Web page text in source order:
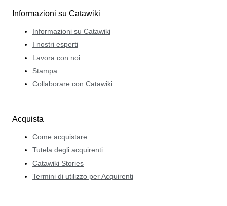
Informazioni su Catawiki
Informazioni su Catawiki
I nostri esperti
Lavora con noi
Stampa
Collaborare con Catawiki
Acquista
Come acquistare
Tutela degli acquirenti
Catawiki Stories
Termini di utilizzo per Acquirenti